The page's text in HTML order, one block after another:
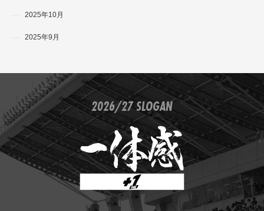
2025年10月
2025年9月
2026/27 SLOGAN